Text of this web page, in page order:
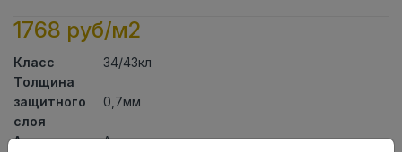
1768 руб/м2
Класс
34/43кл
Толщина
защитного
слоя
0,7мм
АктуальностьАктуален